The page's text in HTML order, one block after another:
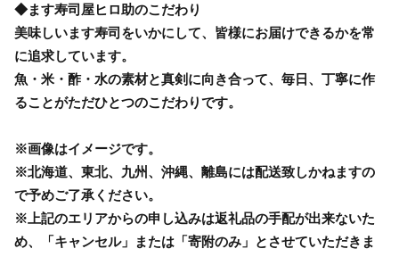
◆ます寿司屋ヒロ助のこだわり
美味しいます寿司をいかにして、皆様にお届けできるかを常
に追求しています。
魚・米・酢・水の素材と真剣に向き合って、毎日、丁寧に作
ることがただひとつのこだわりです。
※画像はイメージです。
※北海道、東北、九州、沖縄、離島には配送致しかねますの
で予めご了承ください。
※上記のエリアからの申し込みは返礼品の手配が出来ないた
め、「キャンセル」または「寄附のみ」とさせていただきま